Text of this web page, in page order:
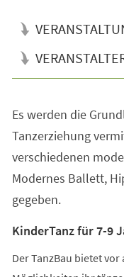
Es werden die
Tanzerziehung
verschiedenen
Modernes Ballett,
gegeben.
KinderTanz für 7-9
Der TanzBau bietet